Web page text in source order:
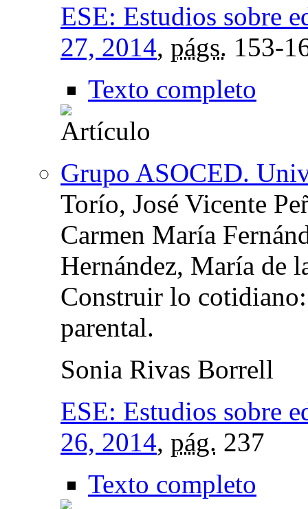
ESE: Estudios sobre
27, 2014, págs. 153-
Texto completo
Grupo ASOCED.
Torío, José Vicente
Carmen María
Hernández, María de
Construir lo
parental.
Sonia Rivas Borrell
ESE: Estudios sobre
26, 2014, pág. 237
Texto completo